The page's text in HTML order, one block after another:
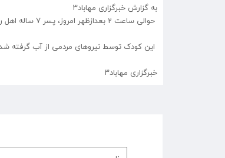
به گزارش خبرگزاری مهاباد۳
حوالی ساعت 2 بعدازظهر امروز، پسر 7 ساله اهل روستای کوتر، برای رفتن به مزرعه، درحین عبور از عرض رودخانه دچار غرق شدگی شد.
این کودک توسط نیروهای مردمی از آب گرفته
خبرگزاری مهاباد۳